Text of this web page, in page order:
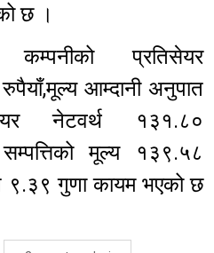
छ ।
कम्पनीको प्रतिसेयर
आम्दानी अनुपात
नेटवर्थ १३१.८०
मूल्य १३९.५८
९.३९ गुणा कायम भएको छ